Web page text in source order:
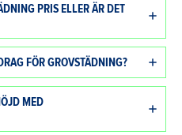
PRIS ELLER ÄR DET
FÖR GROVSTÄDNING?
MED